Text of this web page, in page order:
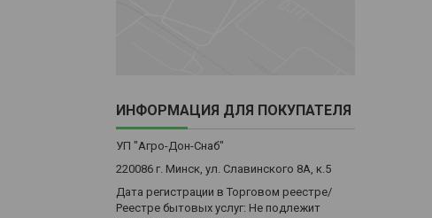
ИНФОРМАЦИЯ ДЛЯ ПОКУПАТЕЛЯ
УП "Агро-Дон-Снаб"
220086 г. Минск, ул. Славинского 8А, к.5
Дата регистрации в Торговом реестре/
Реестре бытовых услуг: Не подлежит